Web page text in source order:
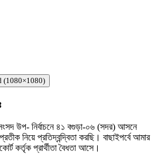
(1080×1080)
উপ- নির্বাচনে ৪১ বগুড়া-০৬ (সদর) আসনে
প্রতীক নিয়ে প্রতিদ্বন্দ্বিতা করছি। বাছাইপর্বে আমার
কর্তৃক প্রার্থীতা বৈধতা আসে।